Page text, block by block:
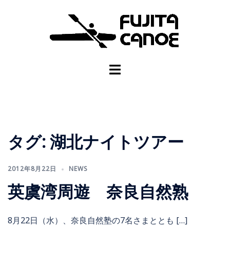
タグ:湖北ナイトツアー
2012年8月22日 NEWS
英虞湾周遊 奈良自然熟
8月22日（水）、奈良自然塾の7名さまととも […]